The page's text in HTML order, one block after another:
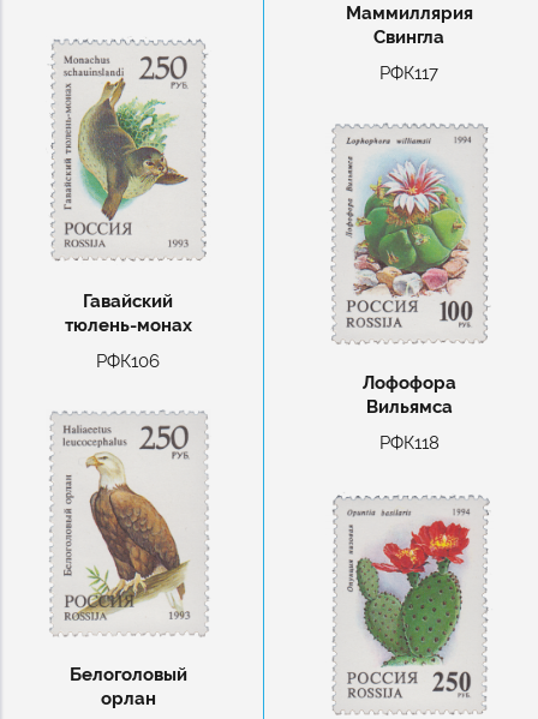
Гавайский
тюлень-монах
РФК106
Белоголовый
орлан
Маммиллярия
Свингла
РФК117
Лофофора
Вильямса
РФК118